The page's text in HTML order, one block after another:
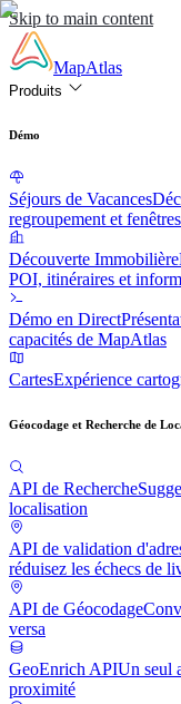
Skip to main content
MapAtlas
Produits
Démo
Séjours de Vacances
regroupement et
Découverte Immobilière
POI, itinéraires et
Démo en Direct
capacités de MapAtlas
CartesExpérience
Géocodage et Recherche de
API de Recherche
localisation
API de validation
réduisez les échecs de
API de Géocodage
versa
GeoEnrich APIUn seul
proximité